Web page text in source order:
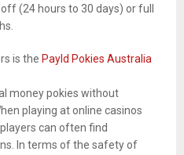
(24 hours to 30 days) or full
is the PayId Pokies Australia
money pokies without
playing at online casinos
can often find
In terms of the safety of